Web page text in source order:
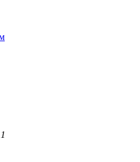
1